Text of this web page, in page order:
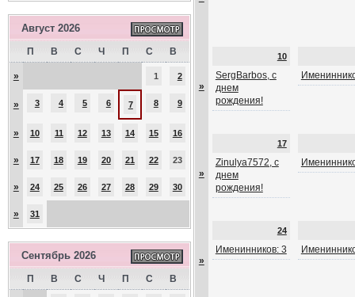
Август 2026
П В С Ч П С В
» 1 2
» 3 4 5 6 7 8 9
» 10 11 12 13 14 15 16
» 17 18 19 20 21 22 23
» 24 25 26 27 28 29 30
» 31
Сентябрь 2026
П В С Ч П С В
»
10
SergBarbos, с
днем
рождения!
»
17
Zinulya7572, с
днем
рождения!
»
24
Именинников: 3